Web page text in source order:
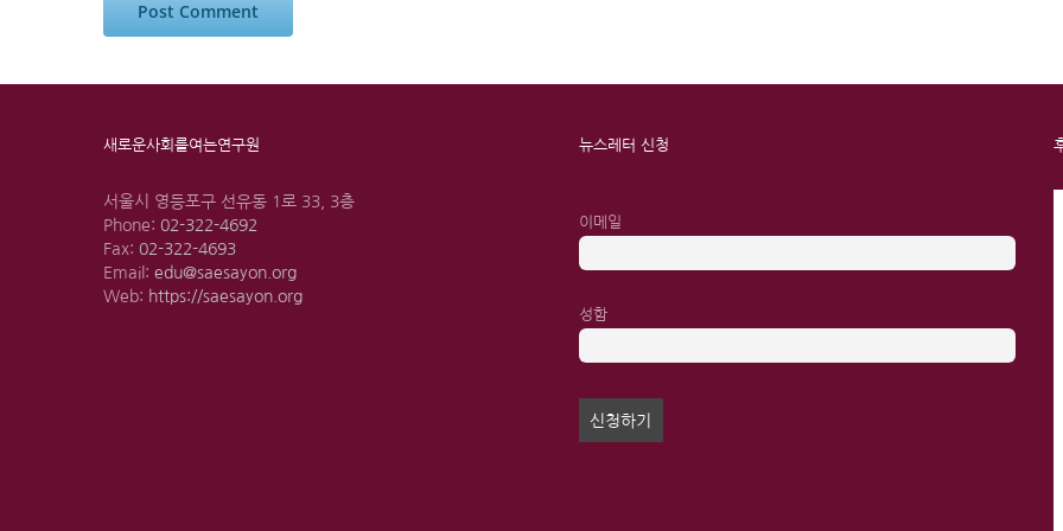
새로운사회를여는연구원
서울시 영등포구 선유동 1로 33, 3층
Phone: 02-322-4692
Fax: 02-322-4693
Email: edu@saesayon.org
Web: https://saesayon.org
뉴스레터 신청
이메일
성함